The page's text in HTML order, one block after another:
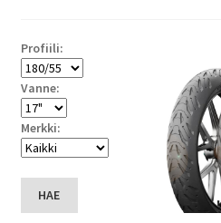
Profiili:
Vanne:
Merkki:
HAE